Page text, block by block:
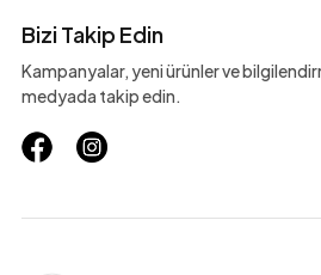
Bizi Takip Edin
Kampanyalar, yeni ürünler ve
medyada takip edin.